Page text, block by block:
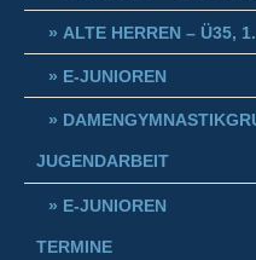
ALTE HERREN – Ü35,
E-JUNIOREN
JUGENDARBEIT
E-JUNIOREN
TERMINE